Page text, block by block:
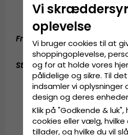
En størrelse
Størrelsen justeres bag
Fremstillet af:
100% bomuld
Størrelsesguide:One size
Vi
oplevelse
Vi bruger cookies til at
shoppingoplevelse,
og for at holde vores
pålidelige og sikre. Til
indsamler vi oplysninger
design og deres
Klik på "Godkende &
cookies eller vælg, hvilke
tillader, og hvilke du vil